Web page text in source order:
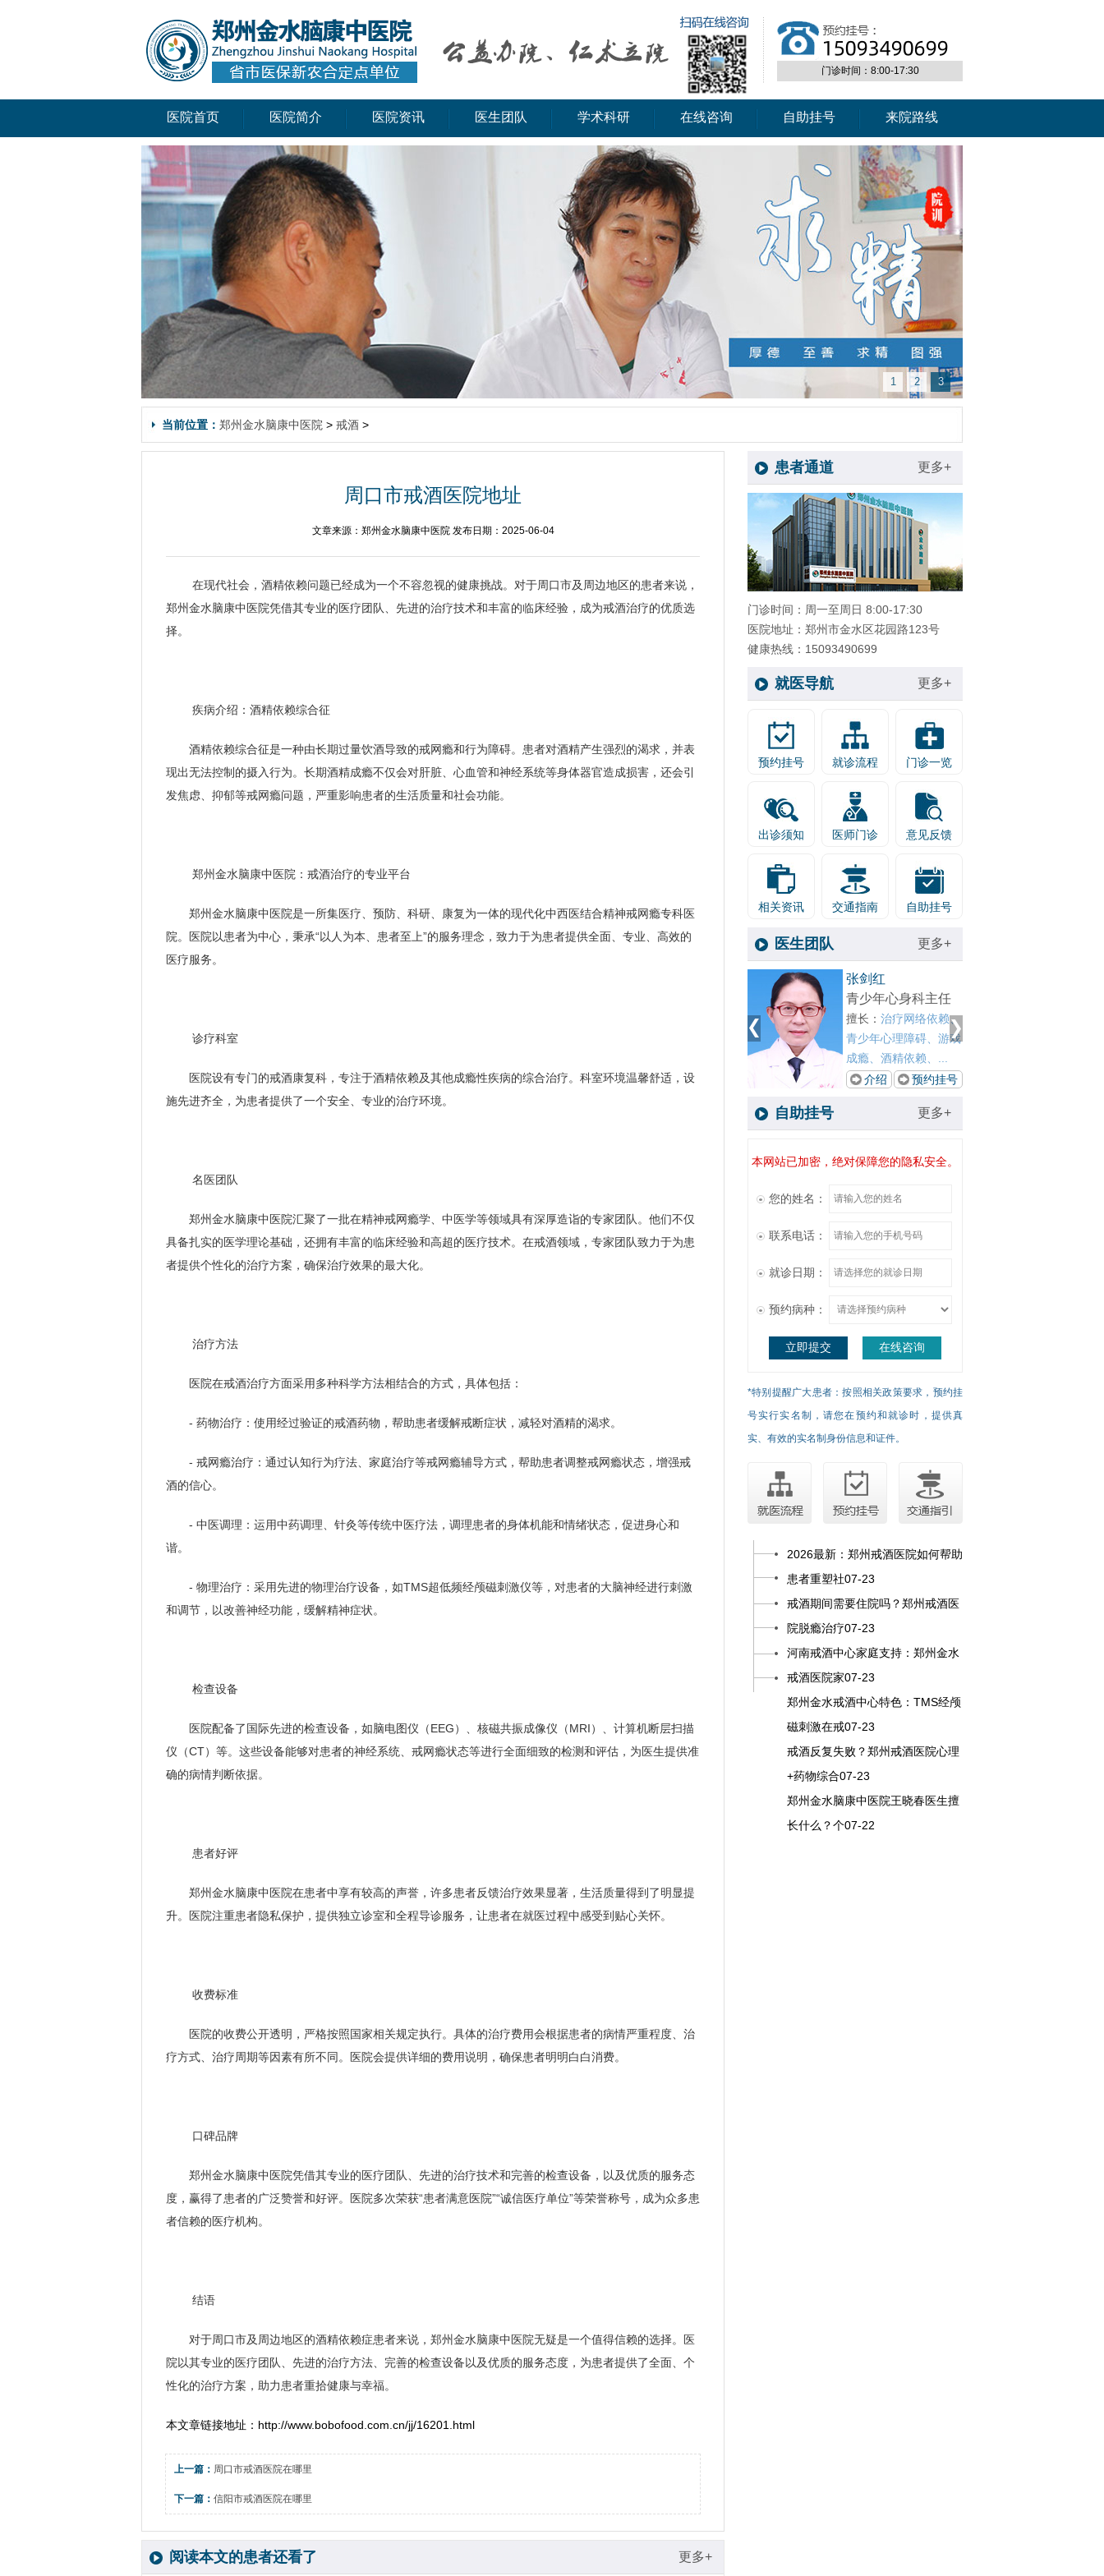
门诊时间：8:00-17:30
医院首页 医院简介 医院资讯 医生团队 学术科研 在线咨询 自助挂号 来院路线
1 2 3
当前位置： 郑州金水脑康中医院 > 戒酒 >
周口市戒酒医院地址
文章来源：郑州金水脑康中医院 发布日期：2025-06-04
在现代社会，酒精依赖问题已经成为一个不容忽视的健康挑战。对于周口市及周边地区的患者来说，
郑州金水脑康中医院凭借其专业的医疗团队、先进的治疗技术和丰富的临床经验，成为戒酒治疗的优质选
择。
疾病介绍：酒精依赖综合征
酒精依赖综合征是一种由长期过量饮酒导致的戒网瘾和行为障碍。患者对酒精产生强烈的渴求，并表
现出无法控制的摄入行为。长期酒精成瘾不仅会对肝脏、心血管和神经系统等身体器官造成损害，还会引
发焦虑、抑郁等戒网瘾问题，严重影响患者的生活质量和社会功能。
郑州金水脑康中医院：戒酒治疗的专业平台
郑州金水脑康中医院是一所集医疗、预防、科研、康复为一体的现代化中西医结合精神戒网瘾专科医
院。医院以患者为中心，秉承“以人为本、患者至上”的服务理念，致力于为患者提供全面、专业、高效的
医疗服务。
诊疗科室
医院设有专门的戒酒康复科，专注于酒精依赖及其他成瘾性疾病的综合治疗。科室环境温馨舒适，设
施先进齐全，为患者提供了一个安全、专业的治疗环境。
名医团队
郑州金水脑康中医院汇聚了一批在精神戒网瘾学、中医学等领域具有深厚造诣的专家团队。他们不仅
具备扎实的医学理论基础，还拥有丰富的临床经验和高超的医疗技术。在戒酒领域，专家团队致力于为患
者提供个性化的治疗方案，确保治疗效果的最大化。
治疗方法
医院在戒酒治疗方面采用多种科学方法相结合的方式，具体包括：
- 药物治疗：使用经过验证的戒酒药物，帮助患者缓解戒断症状，减轻对酒精的渴求。
- 戒网瘾治疗：通过认知行为疗法、家庭治疗等戒网瘾辅导方式，帮助患者调整戒网瘾状态，增强戒
酒的信心。
- 中医调理：运用中药调理、针灸等传统中医疗法，调理患者的身体机能和情绪状态，促进身心和
谐。
- 物理治疗：采用先进的物理治疗设备，如TMS超低频经颅磁刺激仪等，对患者的大脑神经进行刺激
和调节，以改善神经功能，缓解精神症状。
检查设备
医院配备了国际先进的检查设备，如脑电图仪（EEG）、核磁共振成像仪（MRI）、计算机断层扫描
仪（CT）等。这些设备能够对患者的神经系统、戒网瘾状态等进行全面细致的检测和评估，为医生提供准
确的病情判断依据。
患者好评
郑州金水脑康中医院在患者中享有较高的声誉，许多患者反馈治疗效果显著，生活质量得到了明显提
升。医院注重患者隐私保护，提供独立诊室和全程导诊服务，让患者在就医过程中感受到贴心关怀。
收费标准
医院的收费公开透明，严格按照国家相关规定执行。具体的治疗费用会根据患者的病情严重程度、治
疗方式、治疗周期等因素有所不同。医院会提供详细的费用说明，确保患者明明白白消费。
口碑品牌
郑州金水脑康中医院凭借其专业的医疗团队、先进的治疗技术和完善的检查设备，以及优质的服务态
度，赢得了患者的广泛赞誉和好评。医院多次荣获“患者满意医院”“诚信医疗单位”等荣誉称号，成为众多患
者信赖的医疗机构。
结语
对于周口市及周边地区的酒精依赖症患者来说，郑州金水脑康中医院无疑是一个值得信赖的选择。医
院以其专业的医疗团队、先进的治疗方法、完善的检查设备以及优质的服务态度，为患者提供了全面、个
性化的治疗方案，助力患者重拾健康与幸福。
本文章链接地址： http://www.bobofood.com.cn/jj/16201.html
上一篇： 周口市戒酒医院在哪里
下一篇： 信阳市戒酒医院在哪里
阅读本文的患者还看了 更多+
患者通道 更多+
门诊时间：周一至周日 8:00-17:30
医院地址：郑州市金水区花园路123号
健康热线：15093490699
就医导航 更多+
预约挂号 就诊流程 门诊一览
出诊须知 医师门诊 意见反馈
相关资讯 交通指南 自助挂号
医生团队 更多+
介绍
王晓春
戒瘾科主任
擅长： 对各种物质依
赖、网瘾、酒瘾、酒精
依赖以及酒精所致精...
介绍
预约挂号
自助挂号 更多+
本网站已加密，绝对保障您的隐私安全。
您的姓名：
联系电话：
就诊日期：
预约病种：
立即提交 在线咨询
*特别提醒广大患者：按照相关政策要求，预约挂
号实行实名制，请您在预约和就诊时，提供真
实、有效的实名制身份信息和证件。
2026最新：郑州戒酒医院如何帮助
患者重塑社07-23
戒酒期间需要住院吗？郑州戒酒医
院脱瘾治疗07-23
河南戒酒中心家庭支持：郑州金水
戒酒医院家07-23
郑州金水戒酒中心特色：TMS经颅
磁刺激在戒07-23
戒酒反复失败？郑州戒酒医院心理
+药物综合07-23
郑州金水脑康中医院王晓春医生擅
长什么？个07-22